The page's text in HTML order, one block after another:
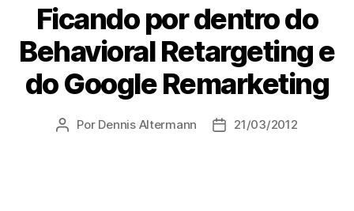
Ficando por dentro do
Behavioral Retargeting e
do Google Remarketing
Autor
Por Dennis Altermann
Data21/03/2012